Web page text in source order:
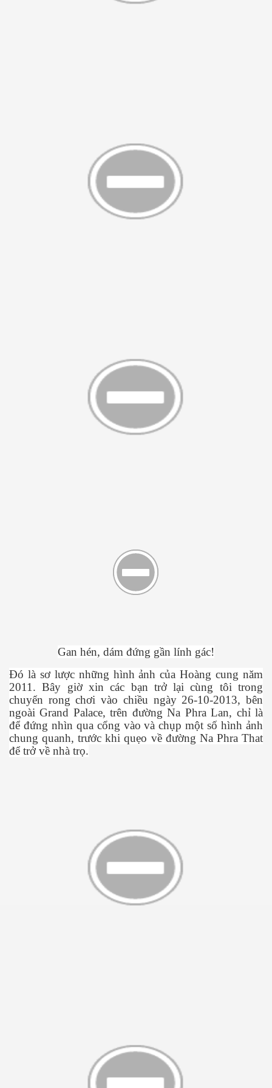
Gan hén, dám đứng gần lính gác!
Đó là sơlược những hìnhảnh của Hoàng cung năm
2011. Bây giờxin các bạn trởlại cùng tôi trong
chuyến rong chơi vào chiều ngày 26-10-2013, bên
ngoài Grand Palace, trên đường Na Phra Lan, chỉlà
để đứng nhìn qua cổng vào và chụp một số hìnhảnh
chung quanh, trước khi quẹo vềđường Na Phra That
để trở về nhà trọ.